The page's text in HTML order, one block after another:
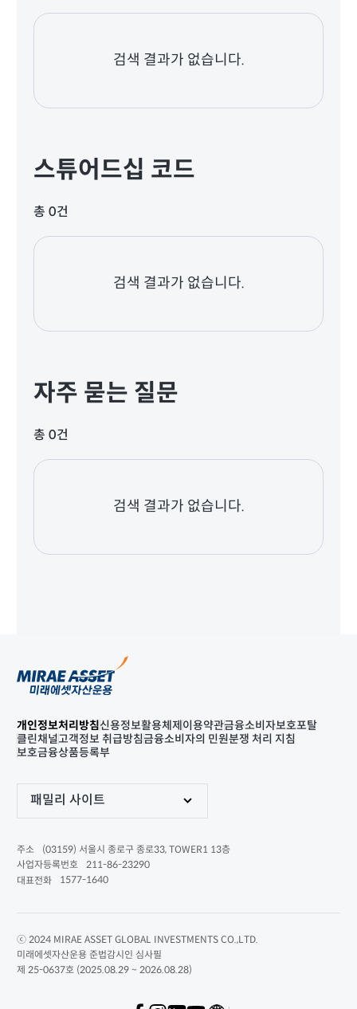
검색 결과가 없습니다.
스튜어드십 코드
총 0건
검색 결과가 없습니다.
자주 묻는 질문
총 0건
검색 결과가 없습니다.
개인정보처리방침신용정보활용체제 이용약관금융소비자보호포탈
클린채널고객정보 취급방침금융소비자의 민원분쟁 처리 지침
보호금융상품등록부
패밀리 사이트
주소
(03159) 서울시 종로구 종로33, TOWER1 13층
사업자등록번호
211-86-23290
대표전화
1577-1640
ⓒ 2024 MIRAE ASSET GLOBAL INVESTMENTS CO.,LTD.
미래에셋자산운용 준법감시인 심사필
제 25-0637호 (2025.08.29 ~ 2026.08.28)